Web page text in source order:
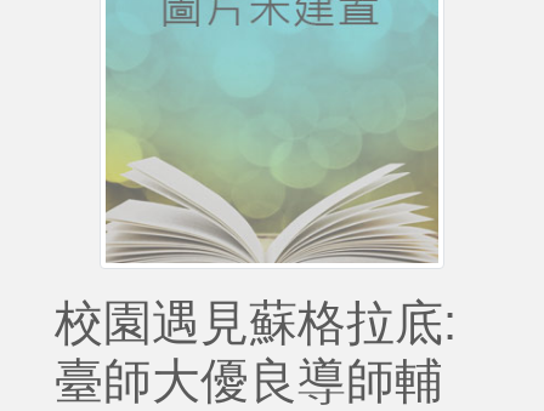
校園遇見蘇格拉底:
臺師大優良導師輔